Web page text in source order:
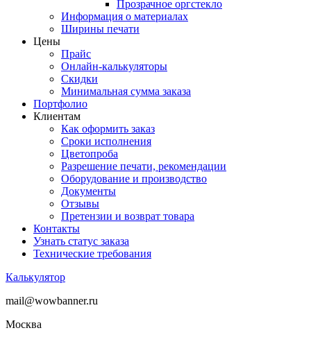
Прозрачное оргстекло
Информация о материалах
Ширины печати
Цены
Прайс
Онлайн-калькуляторы
Скидки
Минимальная сумма заказа
Портфолио
Клиентам
Как оформить заказ
Сроки исполнения
Цветопроба
Разрешение печати, рекомендации
Оборудование и производство
Документы
Отзывы
Претензии и возврат товара
Контакты
Узнать статус заказа
Технические требования
Калькулятор
mail@wowbanner.ru
Москва